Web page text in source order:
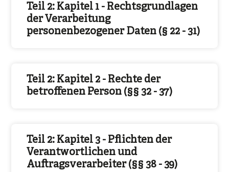
Teil 2: Kapitel 1 - Rechtsgrundlagen
der Verarbeitung
personenbezogener Daten (§ 22 - 31)
Teil 2: Kapitel 2 - Rechte der
betroffenen Person (§§ 32 - 37)
Teil 2: Kapitel 3 - Pflichten der
Verantwortlichen und
Auftragsverarbeiter (§§ 38 - 39)